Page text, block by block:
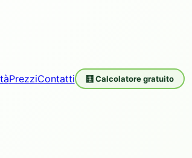
PrezziContatti 🧮 Calcolatore gratuito